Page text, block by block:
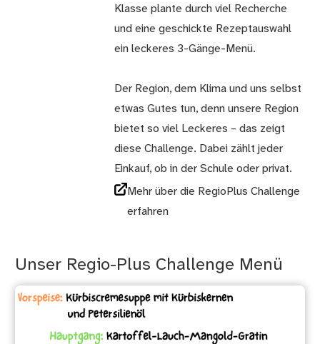
Klasse plante durch viel Recherche
und eine geschickte Rezeptauswahl
ein leckeres 3-Gänge-Menü.
Der Region, dem Klima und uns selbst
etwas Gutes tun, denn unsere Region
bietet so viel Leckeres – das zeigt
diese Challenge. Dabei zählt jeder
Einkauf, ob in der Schule oder privat.
Mehr über die RegioPlus Challenge
erfahren
Unser Regio-Plus Challenge Menü